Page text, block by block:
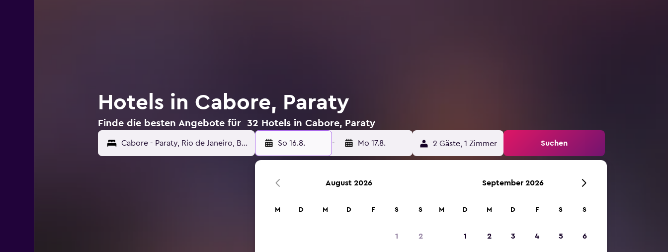
Hotels in Cabore, Paraty
Finde die besten Angebote für 32 Hotels in Cabore, Paraty
So 16.8. - Mo 17.8. 2 Gäste, 1 Zimmer Suchen
August 2026
M D M D F S S
1 2
September 2026
M D M D F S S
1 2 3 4 5 6